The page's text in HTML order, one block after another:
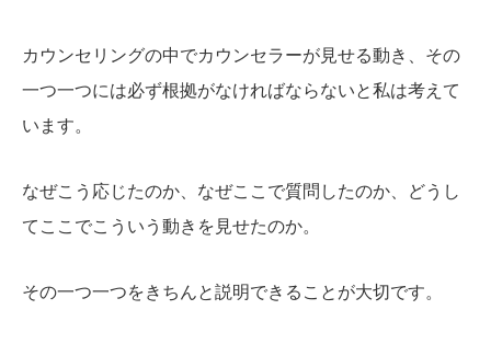
カウンセリングの中でカウンセラーが見せる動き、その
一つ一つには必ず根拠がなければならないと私は考えて
います。
なぜこう応じたのか、なぜここで質問したのか、どうし
てここでこういう動きを見せたのか。
その一つ一つをきちんと説明できることが大切です。